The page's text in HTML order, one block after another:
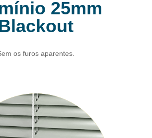
25mm
os furos aparentes.